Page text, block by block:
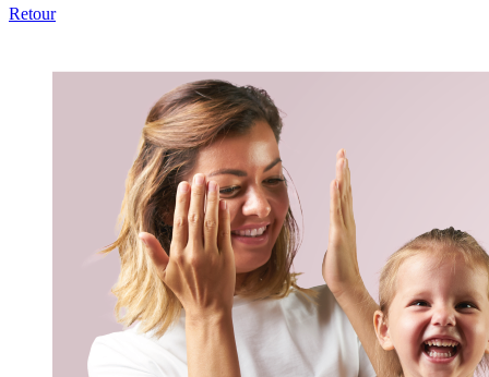
Retour